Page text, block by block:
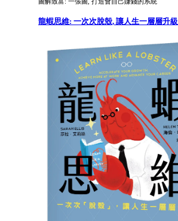
龍蝦思維: 一次次脫殼, 讓人生一層層升級